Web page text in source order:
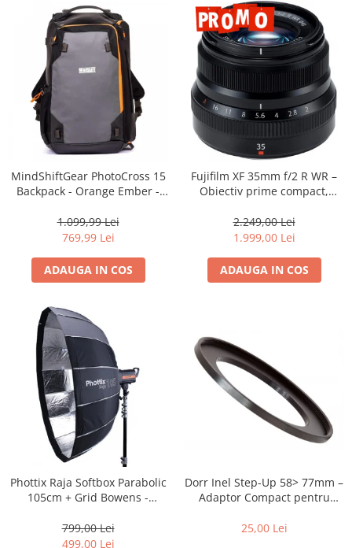
MindShiftGear PhotoCross 15
Backpack - Orange Ember -
1.099,99 Lei
769,99 Lei
ADAUGA IN COS
Fujifilm XF 35mm f/2 R WR –
Obiectiv prime compact,
intemperii pentru fotografie
de zi cu zi
2.249,00 Lei
1.999,00 Lei
ADAUGA IN COS
Phottix Raja Softbox Parabolic
105cm + Grid Bowens -
799,00 Lei
499,00 Lei
Dorr Inel Step-Up 58> 77mm –
Adaptor Compact pentru
25,00 Lei